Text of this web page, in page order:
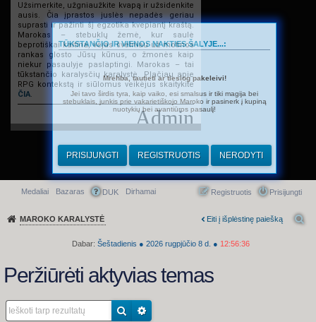
Užsimerkite, užgniaužkite kvapą ir užsidenkite
ausis. Čia įprastos juslės nepadės geriau
suprasti ir pažinti šį egzotika kvepiantį kraštą.
Marokas – stebuklų žemė, kur saulė
beprotiškai kaitina, vėjas švelniau už motinos
rankas glosto Jūsų kūnus, o žmonės kaip
niekur pasaulyje paslaptingi. Marokas – tai
tūkstančio karalysčių karalystė. Plačiau apie
RPG kontekstą ir siūlomus veikėjus skaitykite
ČIA.
Admin
Greitasis meniu
Medaliai Bazaras DUK Dirhamai Prisijungti
Registruotis
MAROKO KARALYSTĖ Eiti į išplėstinę paiešką
Dabar: Šeštadienis ● 2026 rugpjūčio 8 d. ● 12:56:36
TŪKSTANČIO IR VIENOS NAKTIES ŠALYJE...:
Mrehba, tautieti ar tiesiog pakeleivi!
Jei tavo širdis tyra, kaip vaiko, esi smalsus ir tiki magija bei
stebuklais, junkis prie vakarietiškojo Maroko ir pasinerk į kupiną
nuotykių bei avantiūros pasaulį!
PRISIJUNGTI REGISTRUOTIS NERODYTI
Peržiūrėti aktyvias temas